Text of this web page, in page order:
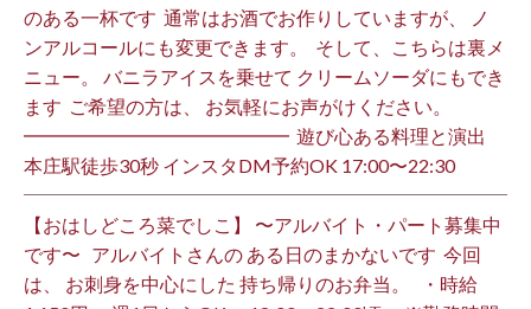
のある一杯です ⁡ 通常はお酒でお作りしていますが、 ノ
ンアルコールにも変更できます。 ⁡ そして、こちらは裏メ
ニュー。 バニラアイスを乗せて クリームソーダにもでき
ます ⁡ ご希望の方は、 お気軽にお声がけください。 ⁡
━━━━━━━━━━━━━━ ⁡ 遊び心ある料理と演出
本庄駅徒歩30秒 インスタDM予約OK 17:00〜22:30 ⁡
【おはしどころ菜でしこ】 〜アルバイト・パート募集中
です〜 ⁡ ⁡ アルバイトさんの ある日のまかないです ⁡ 今回
は、 お刺身を中心にした 持ち帰りのお弁当。 ⁡ ⁡ ・時給